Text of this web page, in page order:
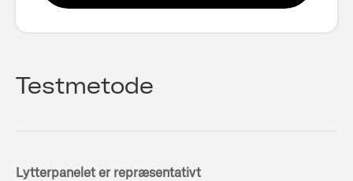
Testmetode
Lytterpanelet er repræsentativt